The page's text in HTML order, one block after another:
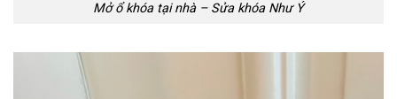
Mở ổ khóa tại nhà – Sửa khóa Như Ý